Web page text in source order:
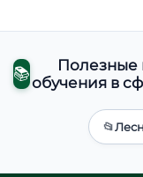
📚
Полезные
обучения в
📂